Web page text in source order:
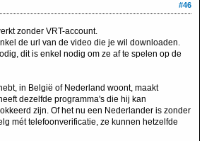
#46
zonder VRT-account.
de url van de video die je wil downloaden.
dit is enkel nodig om ze af te spelen op de
in België of Nederland woont, maakt
dezelfde programma's die hij kan
zijn. Of het nu een Nederlander is zonder
mét telefoonverificatie, ze kunnen hetzelfde